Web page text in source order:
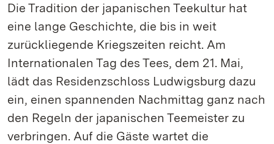
Die Tradition der japanischen Teekultur hat
eine lange Geschichte, die bis in weit
zurückliegende Kriegszeiten reicht. Am
Internationalen Tag des Tees, dem 21. Mai,
lädt das Residenzschloss Ludwigsburg dazu
ein, einen spannenden Nachmittag ganz nach
den Regeln der japanischen Teemeister zu
verbringen. Auf die Gäste wartet die